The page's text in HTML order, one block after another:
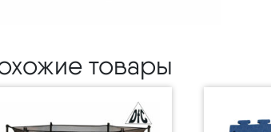
товары